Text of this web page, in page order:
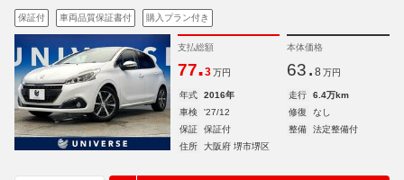
保証付 車両品質保証書付 購入プラン付き
支払総額
77.3 万円
本体価格
63. 8 万円
年式 2016年 走行
6.4万km
車検
'27/12 修復
なし
保証
保証付 整備
法定整備付
住所
大阪府 堺市堺区